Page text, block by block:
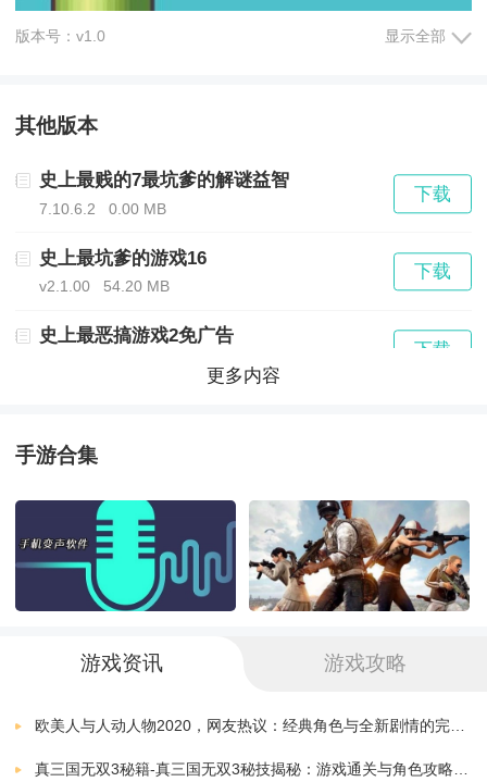
版本号：v1.0 显示全部
其他版本
史上最贱的7最坑爹的解谜益智
7.10.6.2 0.00 MB
下载
史上最坑爹的游戏16
v2.1.00 54.20 MB
下载
史上最恶搞游戏2免广告
下载
v1.5 75.60 MB
33.40 MB
下载
史上最囧最难2
7.10.6.2 0.00 MB
下载
7.10.6.2 0.00 MB
史上最坑爹的游戏4
下载
更多内容
手游合集
游戏资讯 游戏攻略
欧美人与人动人物2020，网友热议：经典角色与全新剧情的完美结合！